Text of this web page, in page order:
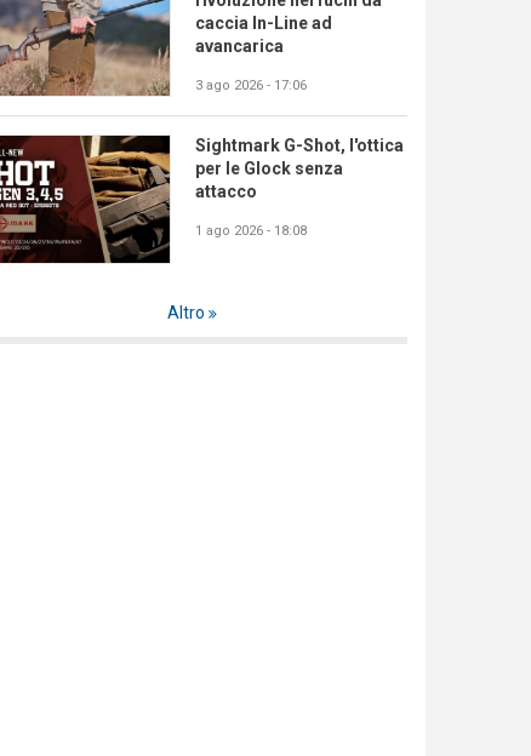
caccia In-Line ad
avancarica
3 ago 2026 - 17:06
Sightmark G-Shot, l'ottica
per le Glock senza
attacco
1 ago 2026 - 18:08
Altro